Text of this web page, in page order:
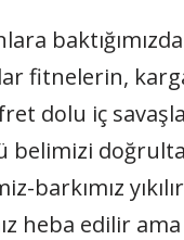
fitnelerin,
dolu iç
barkımız
heba edilir